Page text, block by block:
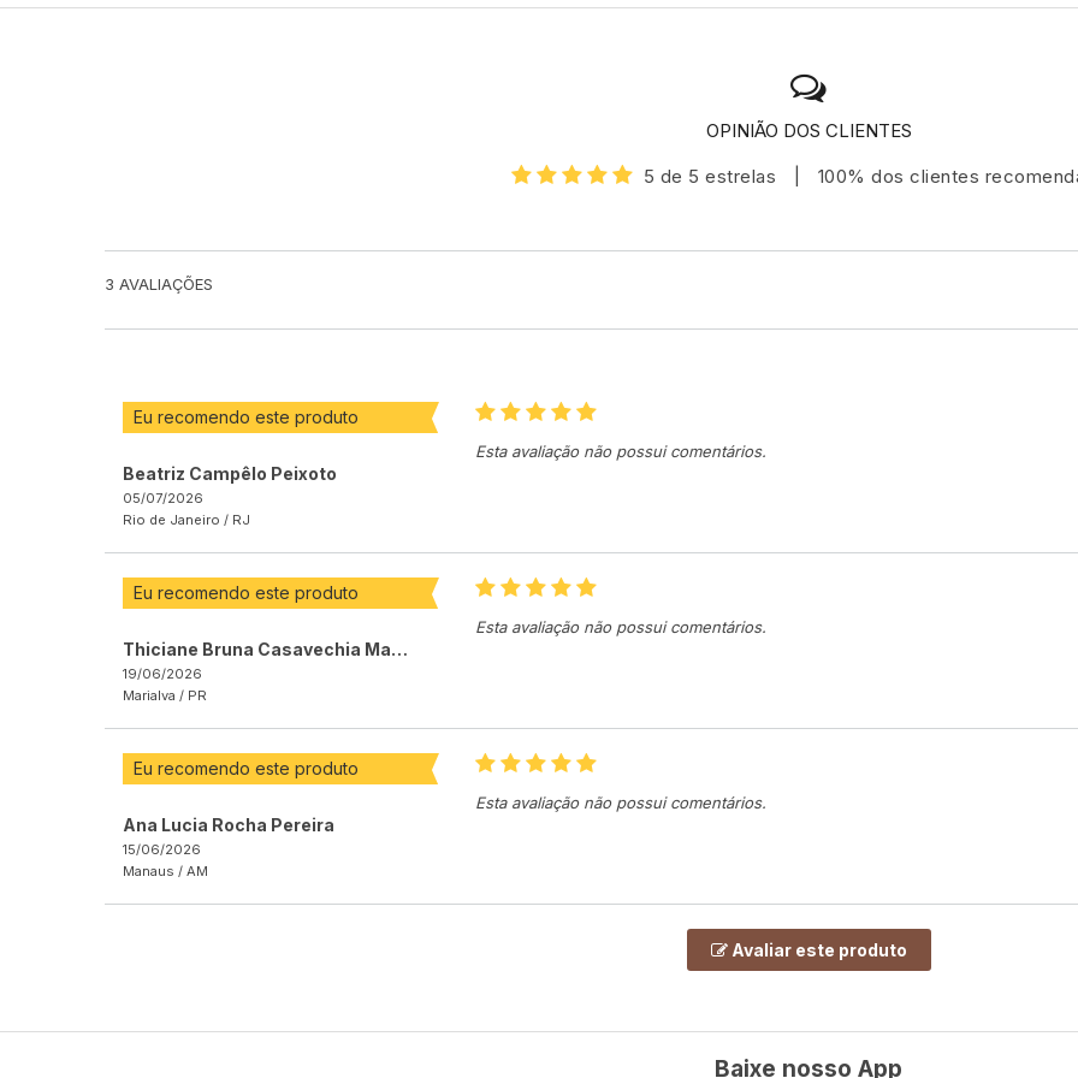
OPINIÃO DOS CLIENTES
5 de 5 estrelas
100% dos clientes
3 AVALIAÇÕES
Eu recomendo este produto
Beatriz Campêlo Peixoto
05/07/2026
Rio de Janeiro / RJ
Esta avaliação não possui comentários.
Eu recomendo este produto
Thiciane Bruna Casavechia Malaquias
19/06/2026
Marialva / PR
Esta avaliação não possui comentários.
Eu recomendo este produto
Ana Lucia Rocha Pereira
15/06/2026
Manaus / AM
Esta avaliação não possui comentários.
Avaliar este produto
Baixe nosso App